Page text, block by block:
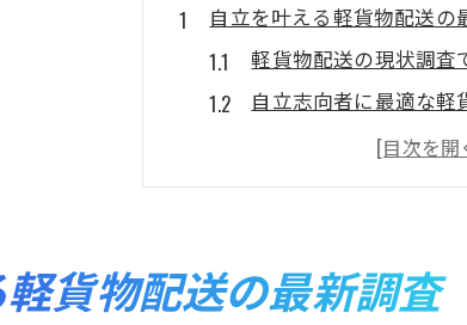
自立を叶える軽貨物配送の
軽貨物配送の現状調査
自立志向者に最適な軽
軽貨物配送で高収入を
軽貨物配送の自立実現
軽貨物配送業界で高収入を
軽貨物配送で高収入を
貨物配送の最新調査